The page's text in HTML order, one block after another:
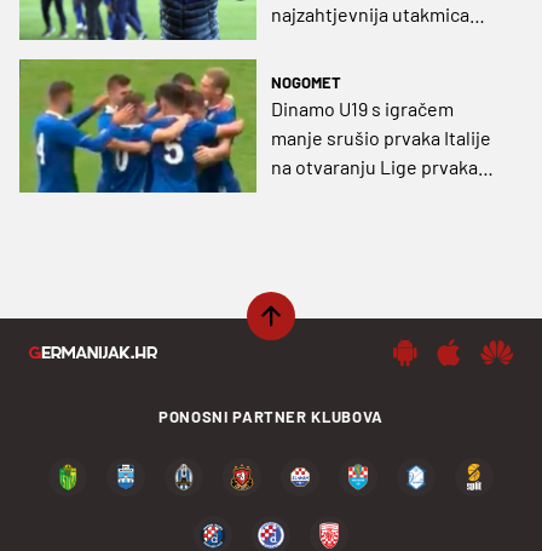
najzahtjevnija utakmica
NOGOMET
Dinamo U19 s igračem
manje srušio prvaka Italije
na otvaranju Lige prvaka
PONOSNI PARTNER KLUBOVA